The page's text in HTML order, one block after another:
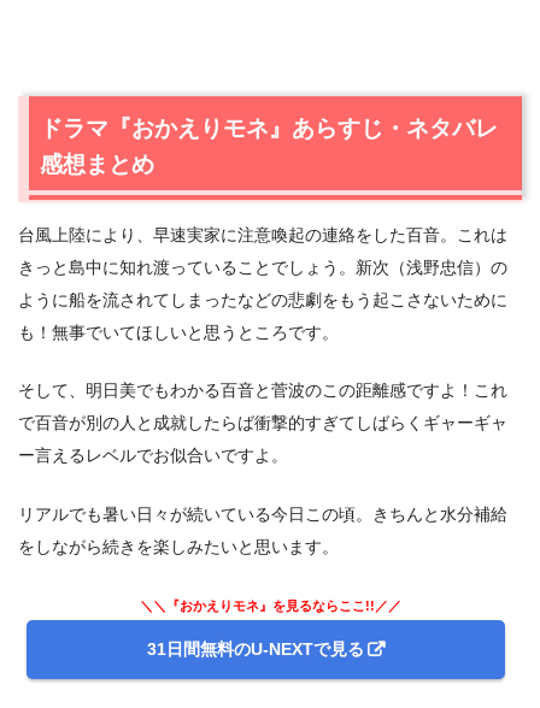
ドラマ『おかえりモネ』あらすじ・ネタバレ
感想まとめ
台風上陸により、早速実家に注意喚起の連絡をした百音。これは
きっと島中に知れ渡っていることでしょう。新次（浅野忠信）の
ように船を流されてしまったなどの悲劇をもう起こさないために
も！無事でいてほしいと思うところです。
そして、明日美でもわかる百音と菅波のこの距離感ですよ！これ
で百音が別の人と成就したらば衝撃的すぎてしばらくギャーギャ
ー言えるレベルでお似合いですよ。
リアルでも暑い日々が続いている今日この頃。きちんと水分補給
をしながら続きを楽しみたいと思います。
＼＼『おかえりモネ』を見るならここ!!／／
31日間無料のU-NEXTで見る